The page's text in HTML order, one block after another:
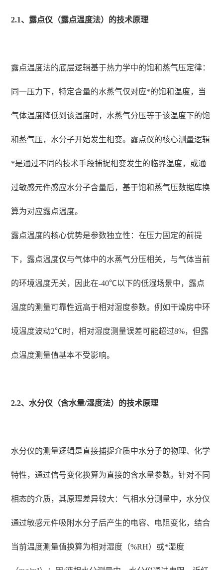
2.1、露点仪（露点温度法）的技术原理
露点温度法的底层逻辑基于热力学中的饱和蒸气压定律：
同一压力下，特定含量的水蒸气仅对应*的饱和温度，当
气体温度降低到该温度时，水蒸气分压等于该温度下的饱
和蒸气压，水分子开始发生相变。露点仪的核心测量逻辑
*是通过不同的技术手段捕捉相变发生的临界温度，或通
过敏感元件感应水分子含量后，基于饱和蒸气压数据库换
算为对应露点温度。
露点温度的核心优势是参数独立性：在压力固定的前提
下，露点温度仅与气体中的水蒸气分压相关，与气体当前
的环境温度无关，因此在-40℃以下的低湿场景中，露点
温度的测量可靠性远高于相对湿度参数。例如干燥房中环
境温度波动2℃时，相对湿度测量误差可能超过8%，但露
点温度测量值基本不受影响。
2.2、水分仪（含水量/湿度法）的技术原理
水分仪的测量逻辑是直接捕捉介质中水分子的物理、化学
特性，通过信号变化换算为直接的含水量参数。针对不同
相态的介质，其原理差异较大：气相水分测量中，水分仪
通过敏感元件吸附水分子后产生的电容、电阻变化，结合
当前温度测量值换算为相对湿度（%RH）或*湿度